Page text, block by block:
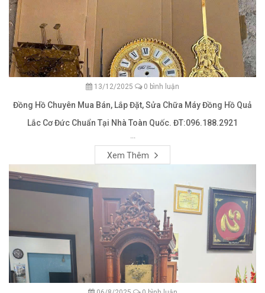
13/12/2025 0 bình luận
Đồng Hồ Chuyên Mua Bán, Lắp Đặt, Sửa Chữa Máy Đồng Hồ Quả
Lắc Cơ Đức Chuẩn Tại Nhà Toàn Quốc. ĐT:096.188.2921
...
Xem Thêm